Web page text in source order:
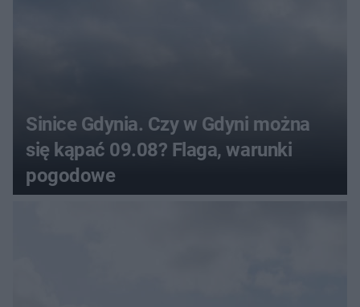
Sinice Gdynia. Czy w Gdyni można
się kąpać 09.08? Flaga, warunki
pogodowe